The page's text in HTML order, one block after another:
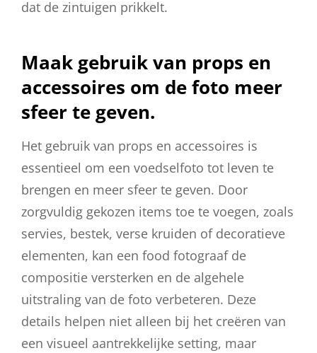
dat de zintuigen prikkelt.
Maak gebruik van props en
accessoires om de foto meer
sfeer te geven.
Het gebruik van props en accessoires is
essentieel om een voedselfoto tot leven te
brengen en meer sfeer te geven. Door
zorgvuldig gekozen items toe te voegen, zoals
servies, bestek, verse kruiden of decoratieve
elementen, kan een food fotograaf de
compositie versterken en de algehele
uitstraling van de foto verbeteren. Deze
details helpen niet alleen bij het creëren van
een visueel aantrekkelijke setting, maar